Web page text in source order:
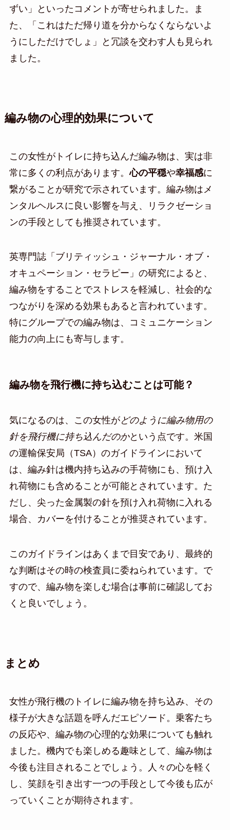
ずい」といったコメントが寄せられました。ま
た、「これはただ帰り道を分からなくならないよ
うにしただけでしょ」と冗談を交わす人も見られ
ました。
編み物の心理的効果について
この女性がトイレに持ち込んだ編み物は、実は非
常に多くの利点があります。心の平穏や幸福感に
繋がることが研究で示されています。編み物はメ
ンタルヘルスに良い影響を与え、リラクゼーショ
ンの手段としても推奨されています。
英専門誌「ブリティッシュ・ジャーナル・オブ・
オキュペーション・セラピー」の研究によると、
編み物をすることでストレスを軽減し、社会的な
つながりを深める効果もあると言われています。
特にグループでの編み物は、コミュニケーション
能力の向上にも寄与します。
編み物を飛行機に持ち込むことは可能？
気になるのは、この女性がどのように編み物用の
針を飛行機に持ち込んだのかという点です。米国
の運輸保安局（TSA）のガイドラインにおいて
は、編み針は機内持ち込みの手荷物にも、預け入
れ荷物にも含めることが可能とされています。た
だし、尖った金属製の針を預け入れ荷物に入れる
場合、カバーを付けることが推奨されています。
このガイドラインはあくまで目安であり、最終的
な判断はその時の検査員に委ねられています。で
すので、編み物を楽しむ場合は事前に確認してお
くと良いでしょう。
まとめ
女性が飛行機のトイレに編み物を持ち込み、その
様子が大きな話題を呼んだエピソード。乗客たち
の反応や、編み物の心理的な効果についても触れ
ました。機内でも楽しめる趣味として、編み物は
今後も注目されることでしょう。人々の心を軽く
し、笑顔を引き出す一つの手段として今後も広が
っていくことが期待されます。